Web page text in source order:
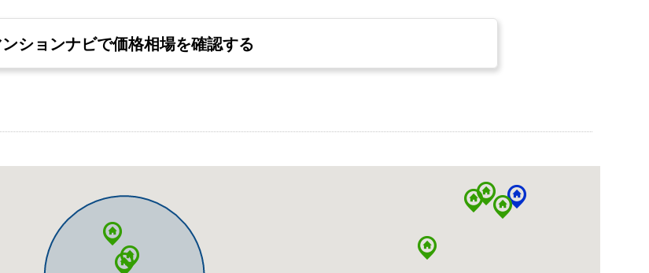
ションナビで価格相場を確認する